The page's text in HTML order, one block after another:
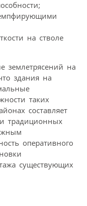
на стволе
землетрясений на
здания на
таких
составляет
традиционных
оперативного
существующих